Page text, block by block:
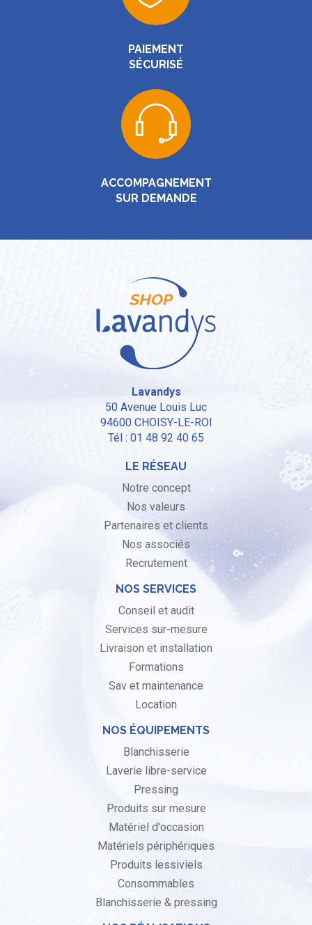
PAIEMENT
SÉCURISÉ
ACCOMPAGNEMENT
SUR DEMANDE
Lavandys
50 Avenue Louis Luc
94600 CHOISY-LE-ROI
Tél : 01 48 92 40 65
LE RÉSEAU
Notre concept
Nos valeurs
Partenaires et clients
Nos associés
Recrutement
NOS SERVICES
Conseil et audit
Services sur-mesure
Livraison et installation
Formations
Sav et maintenance
Location
NOS ÉQUIPEMENTS
Blanchisserie
Laverie libre-service
Pressing
Produits sur mesure
Matériel d'occasion
Matériels périphériques
Produits lessiviels
Consommables
Blanchisserie & pressing